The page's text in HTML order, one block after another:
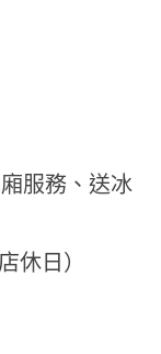
服務、送冰
休日）